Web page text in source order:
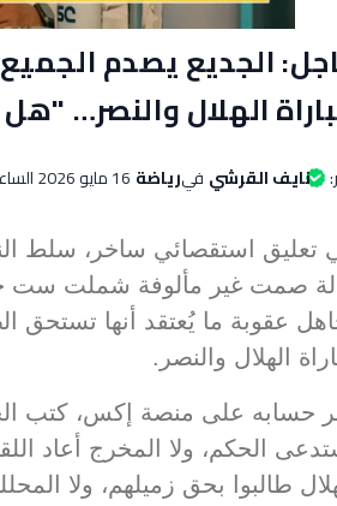
الجديع يصدم
الهلال والنصر…
نايف القرشي فيرياضة 16 مايو 2026 الساعة 07:30 صباحاً
تعليق استقصائي ساخر، سلط
صمت غير مألوفة شملت ست
عقوبة ما يُعتقد أنها تستحق
الهلال والنصر.
حسابه على منصة إكس، كتب
الحكم، ولا المخرج أعاد
طالبوا بحق زميلهم، ولا